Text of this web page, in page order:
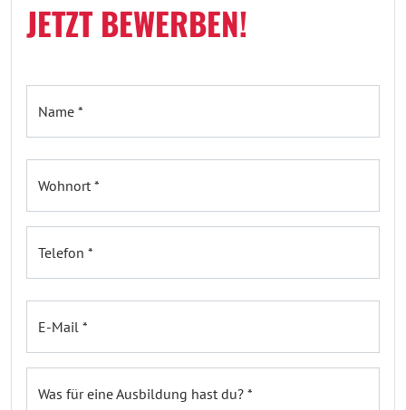
JETZT BEWERBEN!
Name *
Wohnort *
Telefon *
E-Mail *
Was für eine Ausbildung hast du? *